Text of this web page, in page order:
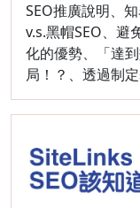
SEO推廣說明、
v.s.黑帽SEO、避
化的優勢、「達
局！？、透過制